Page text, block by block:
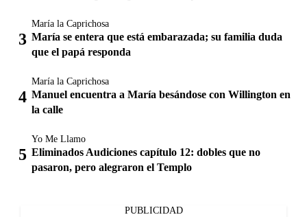
María la Caprichosa
María se entera que está embarazada; su familia duda
que el papá responda
María la Caprichosa
Manuel encuentra a María besándose con Willington en
la calle
Yo Me Llamo
Eliminados Audiciones capítulo 12: dobles que no
pasaron, pero alegraron el Templo
PUBLICIDAD